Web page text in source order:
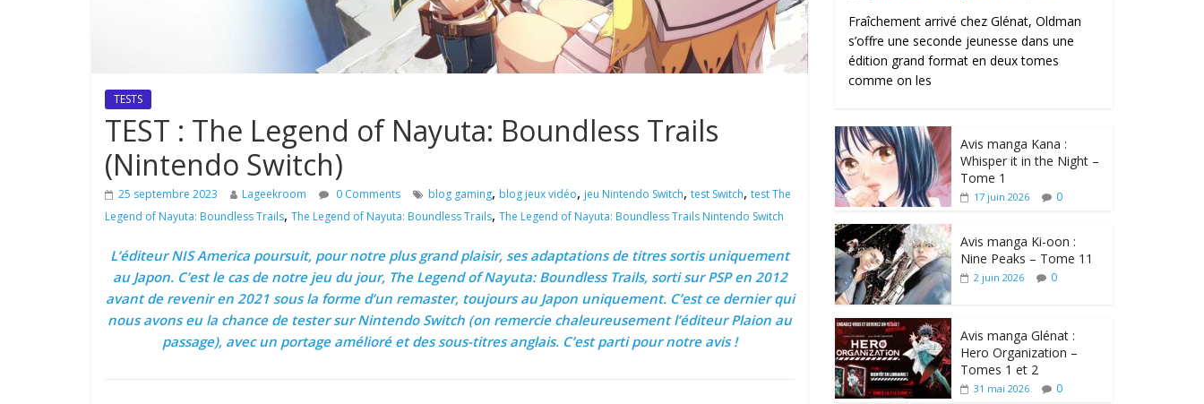
TESTS
TEST : The Legend of Nayuta: Boundless Trails
(Nintendo Switch)
25 septembre 2023 Lageekroom 0 Comments blog gaming, blog jeux vidéo, jeu Nintendo Switch, test Switch, test The
Legend of Nayuta: Boundless Trails, The Legend of Nayuta: Boundless Trails, The Legend of Nayuta: Boundless Trails Nintendo Switch
L’éditeur NIS America poursuit, pour notre plus grand plaisir, ses adaptations de titres sortis uniquement
au Japon. C’est le cas de notre jeu du jour, The Legend of Nayuta: Boundless Trails, sorti sur PSP en 2012
avant de revenir en 2021 sous la forme d’un remaster, toujours au Japon uniquement. C’est ce dernier qui
nous avons eu la chance de tester sur Nintendo Switch (on remercie chaleureusement l’éditeur Plaion au
passage), avec un portage amélioré et des sous-titres anglais. C’est parti pour notre avis !
Fraîchement arrivé chez Glénat, Oldman
s’offre une seconde jeunesse dans une
édition grand format en deux tomes
comme on les
Avis manga Kana :
Whisper it in the Night –
Tome 1
17 juin 2026 0
Avis manga Ki-oon :
Nine Peaks – Tome 11
2 juin 2026 0
Avis manga Glénat :
Hero Organization –
Tomes 1 et 2
31 mai 2026 0